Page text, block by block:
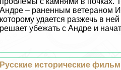
Андре – раненным ветераном
которому удается разжечь в
решает убежать с Андре и
Русские исторические